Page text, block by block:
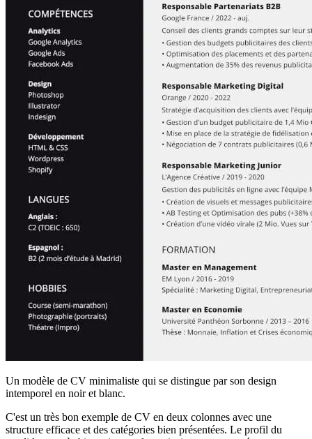
Un modèle de CV minimaliste qui se distingue par son design
intemporel en noir et blanc.
C'est un très bon exemple de CV en deux colonnes avec une
structure efficace et des catégories bien présentées. Le profil du